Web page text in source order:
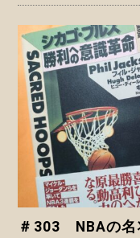
＃303 NBAの名